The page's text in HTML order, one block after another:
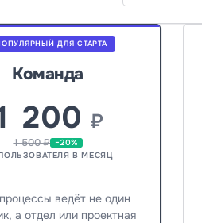
ДЛЯ СТАРТА
Команда
200 ₽
1 500 ₽ −20%
В МЕСЯЦ
ведёт не один
а отдел или проектная